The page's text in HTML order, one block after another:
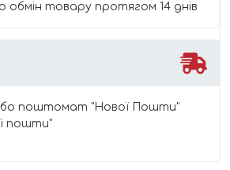
обмін товару протягом 14 днів
або поштомат "Нової Пошти"
пошти"